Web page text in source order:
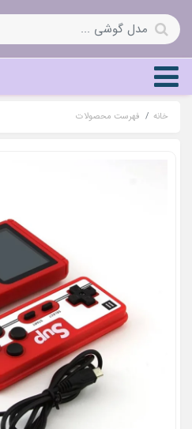
خانه فهرست محصولات